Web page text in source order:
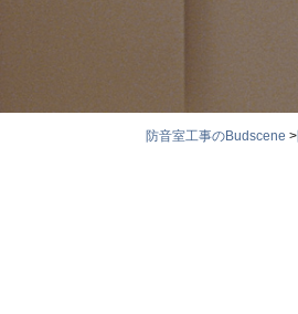
防音室工事のBudscene >